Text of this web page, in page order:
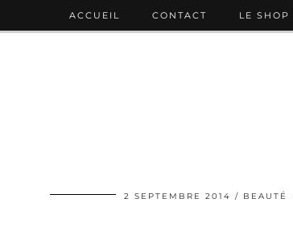
ACCUEIL CONTACT LE SHOP
2 SEPTEMBRE 2014 BEAUTÉ